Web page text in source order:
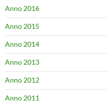
Anno 2016
Anno 2015
Anno 2014
Anno 2013
Anno 2012
Anno 2011